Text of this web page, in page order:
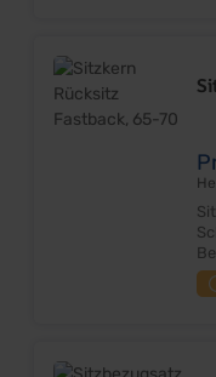
teilig Montage